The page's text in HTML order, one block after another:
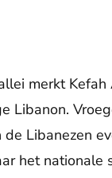
merkt
Libanon.
Libanezen
het nationale